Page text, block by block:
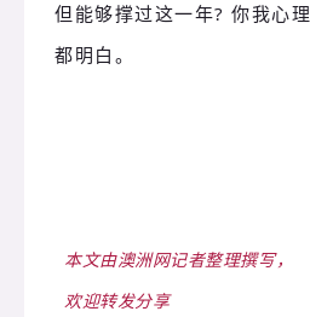
但能够撑过这一年? 你我心理
都明白。
本文由澳洲网记者整理撰写，
欢迎转发分享